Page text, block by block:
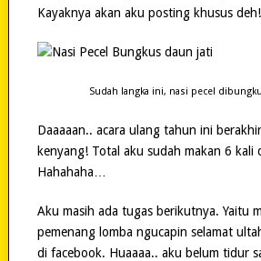
Kayaknya akan aku posting khusus deh!
Sudah langka ini, nasi pecel
Daaaaan.. acara ulang tahun ini
kenyang! Total aku sudah makan 6 kali
Hahahaha…
Aku masih ada tugas berikutnya. Yaitu
pemenang lomba ngucapin selamat
di facebook. Huaaaa.. aku belum tidur